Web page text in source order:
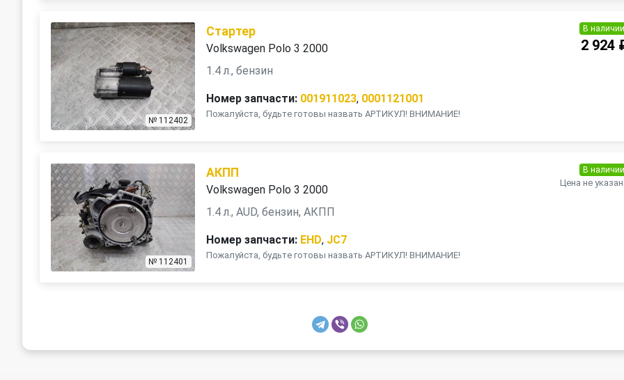
№ 112402
Стартер
Volkswagen Polo 3 2000
1.4 л., бензин
Номер запчасти: 001911023, 0001121001
Пожалуйста, будьте готовы назвать АРТИКУЛ! ВНИМАНИЕ!
В наличии
2 924
№ 112401
АКПП
Volkswagen Polo 3 2000
1.4 л., AUD, бензин, АКПП
Номер запчасти: EHD, JC7
Пожалуйста, будьте готовы назвать АРТИКУЛ! ВНИМАНИЕ!
В наличии
Цена не